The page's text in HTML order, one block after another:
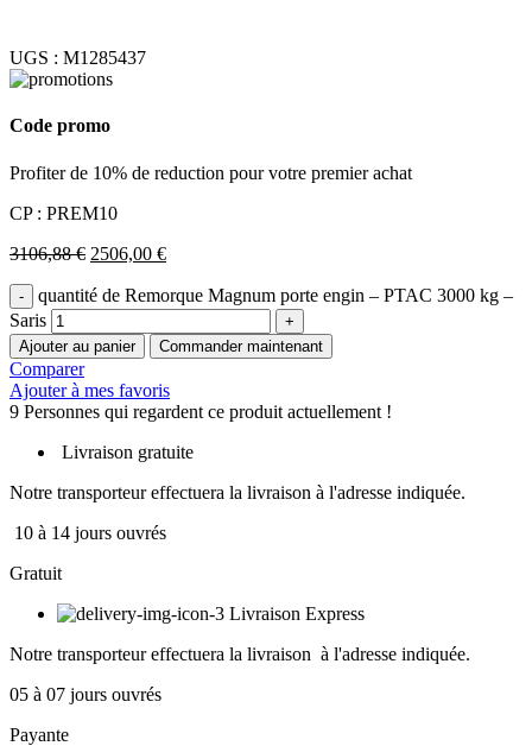
UGS : M1285437
Code promo
Profiter de 10% de reduction pour votre premier achat
CP : PREM10
3106,88€ 2506,00 €
quantité de Remorque Magnum porte engin – PTAC 3000 kg –
Saris
Ajouter au panier Commander maintenant
Comparer
Ajouter à mes favoris
9 Personnes qui regardent ce produit actuellement !
Livraison gratuite
Notre transporteur effectuera la livraison à l'adresse indiquée.
10 à 14 jours ouvrés
Gratuit
Livraison Express
Notre transporteur effectuera la livraison à l'adresse indiquée.
05 à 07 jours ouvrés
Payante